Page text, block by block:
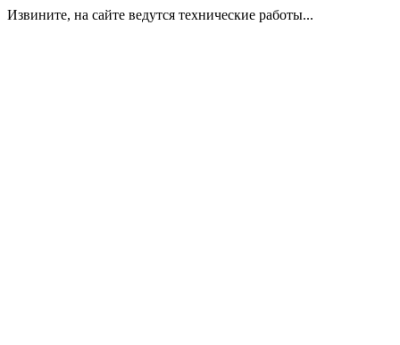
Извините, на сайте ведутся технические работы...